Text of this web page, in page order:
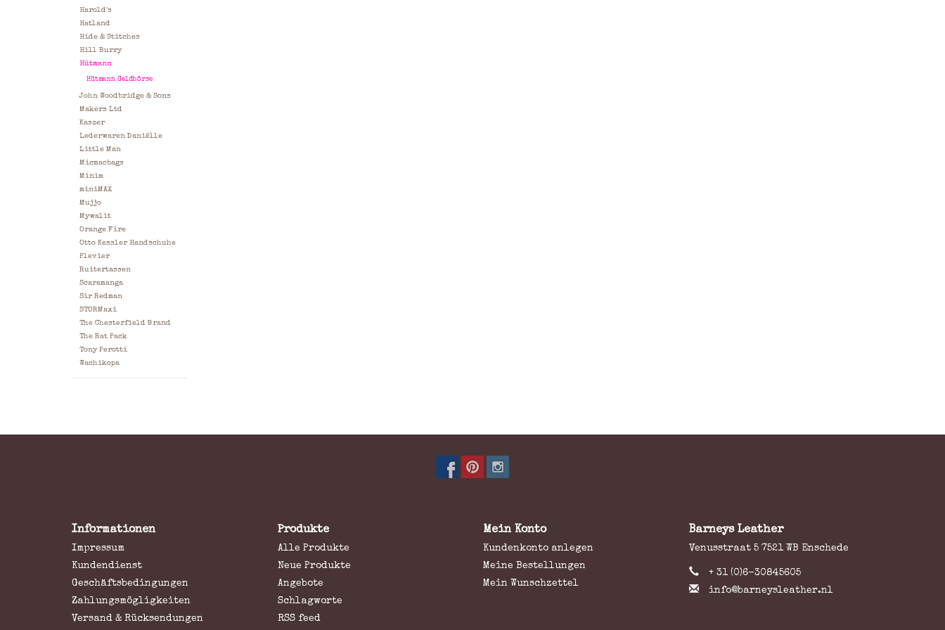
Harold's
Hatland
Hide & Stitches
Hill Burry
Hütmann
Hütmann Geldbörse
John Woodbridge & Sons
Makers Ltd
Kaszer
Lederwaren Daniëlle
Little Man
Micmacbags
Minim
miniMAX
Mujjo
Mywalit
Orange Fire
Otto Kessler Handschuhe
Plevier
Ruitertassen
Scaramanga
Sir Redman
STORMaxi
The Chesterfield Brand
The Rat Pack
Tony Perotti
Wachikopa
Informationen
Impressum
Kundendienst
Geschäftsbedingungen
Zahlungsmögligkeiten
Versand & Rücksendungen
Produkte
Alle Produkte
Neue Produkte
Angebote
Schlagworte
RSS feed
Mein Konto
Kundenkonto anlegen
Meine Bestellungen
Mein Wunschzettel
Barneys Leather
Venusstraat 5 7521 WB Enschede
+ 31 (0)6-30845605
info@barneysleather.nl